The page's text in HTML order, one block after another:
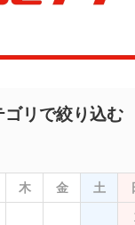
ゴリで絞り込む
木 金 土